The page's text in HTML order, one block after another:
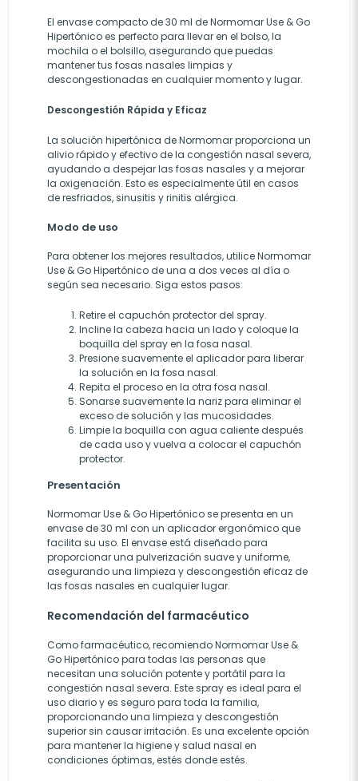
El envase compacto de 30 ml de Normomar Use & Go
Hipertónico es perfecto para llevar en el bolso, la
mochila o el bolsillo, asegurando que puedas
mantener tus fosas nasales limpias y
descongestionadas en cualquier momento y lugar.
Descongestión Rápida y Eficaz
La solución hipertónica de Normomar proporciona un
alivio rápido y efectivo de la congestión nasal severa,
ayudando a despejar las fosas nasales y a mejorar
la oxigenación. Esto es especialmente útil en casos
de resfriados, sinusitis y rinitis alérgica.
Modo de uso
Para obtener los mejores resultados, utilice Normomar
Use & Go Hipertónico de una a dos veces al día o
según sea necesario. Siga estos pasos:
Retire el capuchón protector del spray.
Incline la cabeza hacia un lado y coloque la
boquilla del spray en la fosa nasal.
Presione suavemente el aplicador para liberar
la solución en la fosa nasal.
Repita el proceso en la otra fosa nasal.
Sonarse suavemente la nariz para eliminar el
exceso de solución y las mucosidades.
Limpie la boquilla con agua caliente después
de cada uso y vuelva a colocar el capuchón
protector.
Presentación
Normomar Use & Go Hipertónico se presenta en un
envase de 30 ml con un aplicador ergonómico que
facilita su uso. El envase está diseñado para
proporcionar una pulverización suave y uniforme,
asegurando una limpieza y descongestión eficaz de
las fosas nasales en cualquier lugar.
Recomendación del farmacéutico
Como farmacéutico, recomiendo Normomar Use &
Go Hipertónico para todas las personas que
necesitan una solución potente y portátil para la
congestión nasal severa. Este spray es ideal para el
uso diario y es seguro para toda la familia,
proporcionando una limpieza y descongestión
superior sin causar irritación. Es una excelente opción
para mantener la higiene y salud nasal en
condiciones óptimas, estés donde estés.